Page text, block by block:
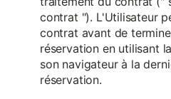
contrat "). L'Utilisateur
contrat avant de
réservation en utilisant
son navigateur à la
réservation.